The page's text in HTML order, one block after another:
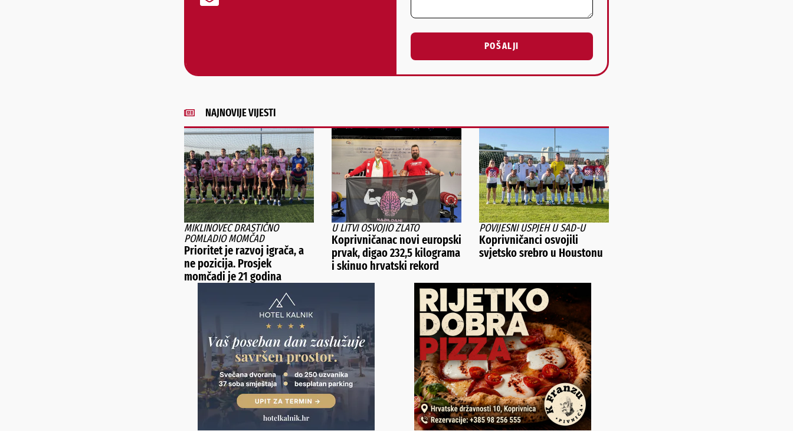
POŠALJI
NAJNOVIJE VIJESTI
MIKLINOVEC DRASTIČNO
POMLADIO MOMČAD
Prioritet je razvoj igrača, a
ne pozicija. Prosjek
momčadi je 21 godina
U LITVI OSVOJIO ZLATO
Koprivničanac novi europski
prvak, digao 232,5 kilograma
i skinuo hrvatski rekord
POVIJESNI USPJEH U SAD-U
Koprivničanci osvojili
svjetsko srebro u Houstonu